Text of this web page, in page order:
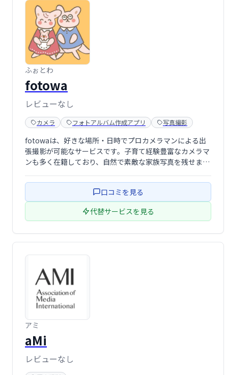
ふぉとわ
fotowa
レビューなし
カメラ フォトアルバム作成アプリ 写真撮影
fotowaは、好きな場所・日時でプロカメラマンによる出
張撮影が可能なサービスです。子育て経験豊富なカメラマ
ンも多く在籍しており、自然で素敵な家族写真を残せま
天時延期OK、データ納品、簡単フォトブック作成など、
充実のサービスを提供します。大切 …
口コミを見る
代替サービスを見る
アミ
aMi
レビューなし